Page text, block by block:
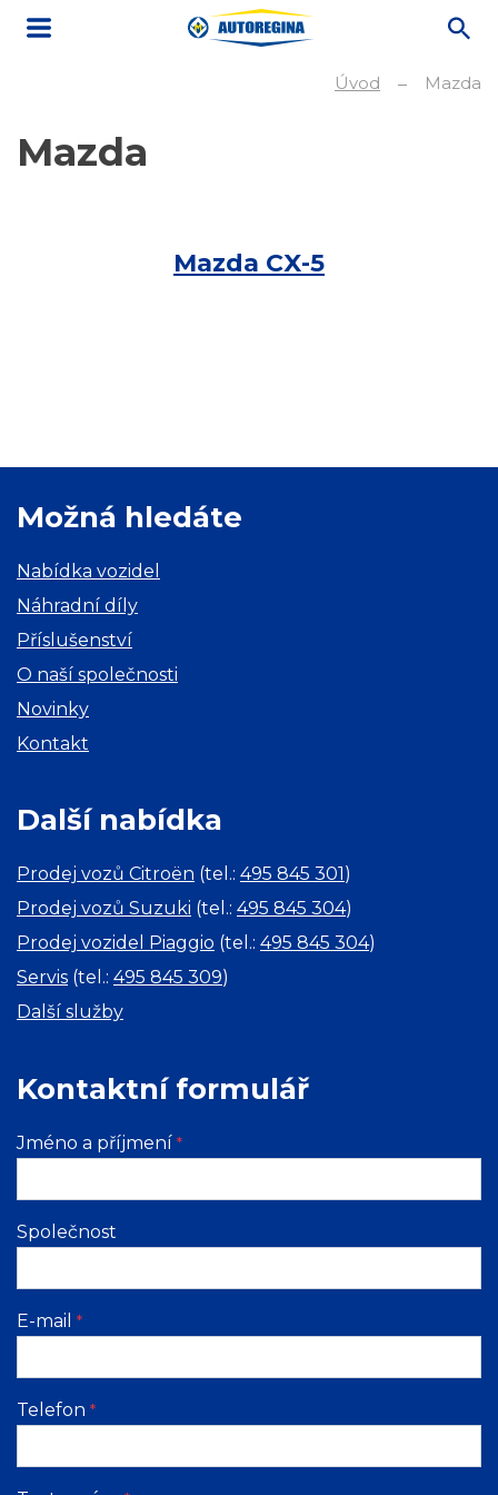
Úvod Mazda
Mazda
Mazda CX-5
Možná hledáte
Nabídka vozidel
Náhradní díly
Příslušenství
O naší společnosti
Novinky
Kontakt
Další nabídka
Prodej vozů Citroën (tel.: 495 845 301)
Prodej vozů Suzuki (tel.: 495 845 304)
Prodej vozidel Piaggio (tel.: 495 845 304)
Servis (tel.: 495 845 309)
Další služby
Kontaktní formulář
Jméno a příjmení *
Společnost
E-mail *
Telefon *